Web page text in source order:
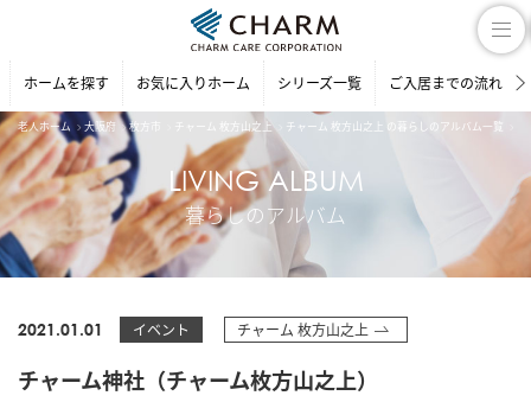
ホームを探す お気に入りホーム シリーズ一覧 ご入居までの流れ
老人ホーム 大阪府 枚方市 チャーム 枚方山之上 チャーム 枚方山之上 の暮らしのアルバム一覧
LIVING ALBUM
暮らしのアルバム
2021.01.01 イベント チャーム 枚方山之上
チャーム神社（チャーム枚方山之上）